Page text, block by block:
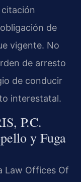
de
vigente. No
de arresto
de conducir
interestatal.
P.C.
y Fuga
Law Offices Of